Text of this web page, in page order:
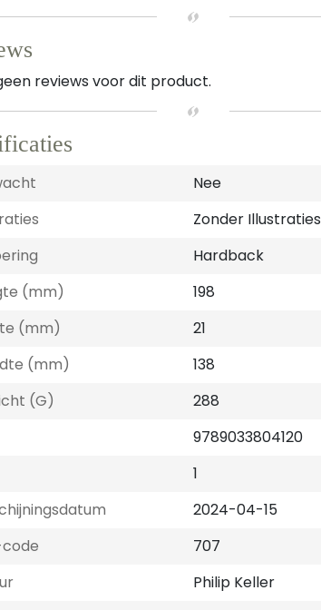
reviews voor dit product.
Nee
Zonder Illustraties
Hardback
(mm)
198
(mm)
21
(mm)
138
(G)
288
9789033804120
1
2024-04-15
code
707
Philip Keller